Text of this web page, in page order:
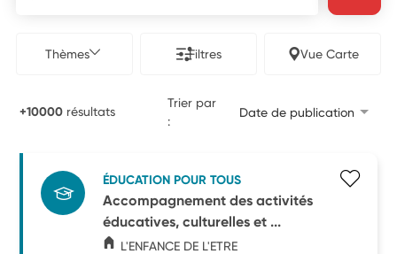
Thèmes Filtres Vue Carte
+10000 résultats
Trier par
:
Date de publication
ÉDUCATION POUR TOUS
Accompagnement des activités
éducatives, culturelles et ...
L'ENFANCE DE L'ETRE